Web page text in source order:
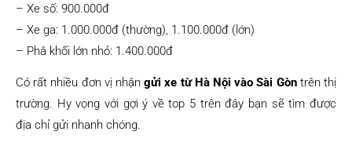
– Xe số: 900.000đ
– Xe ga: 1.000.000đ (thường), 1.100.000đ (lớn)
– Phâ khối lớn nhỏ: 1.400.000đ
Có rất nhiều đơn vị nhậngửi xe từ Hà Nội vào Sài Gòntrên thị
trường. Hy vọng với gợi ý về top 5 trên đây bạn sẽ tìm được
địa chỉ gửi nhanh chóng.